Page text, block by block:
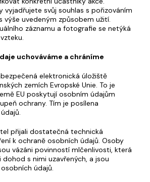
vyjadřujete svůj souhlas s pořizováním
výše uvedeným způsobem užití.
záznamu a fotografie se netýká
uchováváme a chráníme
elektronická úložiště
zemích Evropské Unie. To je
EU poskytují osobním údajům
ochrany. Tím je posílena
přijali dostatečná technická
k ochraně osobních údajů. Osoby
vázáni povinností mlčenlivosti, která
s nimi uzavřených, a jsou
údajů.